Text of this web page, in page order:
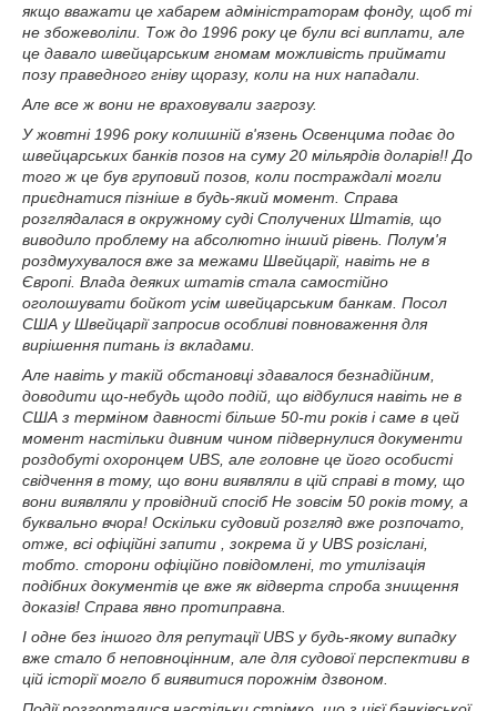
якщо вважати це хабарем адміністраторам фонду, щоб ті
не збожеволіли. Тож до 1996 року це були всі виплати, але
це давало швейцарським гномам можливість приймати
позу праведного гніву щоразу, коли на них нападали.
Але все ж вони не враховували загрозу.
У жовтні 1996 року колишній в'язень Освенцима подає до
швейцарських банків позов на суму 20 мільярдів доларів!! До
того ж це був груповий позов, коли постраждалі могли
приєднатися пізніше в будь-який момент. Справа
розглядалася в окружному суді Сполучених Штатів, що
виводило проблему на абсолютно інший рівень. Полум'я
роздмухувалося вже за межами Швейцарії, навіть не в
Європі. Влада деяких штатів стала самостійно
оголошувати бойкот усім швейцарським банкам. Посол
США у Швейцарії запросив особливі повноваження для
вирішення питань із вкладами.
Але навіть у такій обстановці здавалося безнадійним,
доводити що-небудь щодо подій, що відбулися навіть не в
США з терміном давності більше 50-ти років і саме в цей
момент настільки дивним чином підвернулися документи
роздобуті охоронцем UBS, але головне це його особисті
свідчення в тому, що вони виявляли в цій справі в тому, що
вони виявляли у провідний спосіб Не зовсім 50 років тому, а
буквально вчора! Оскільки судовий розгляд вже розпочато,
отже, всі офіційні запити , зокрема й у UBS розіслані,
тобто. сторони офіційно повідомлені, то утилізація
подібних документів це вже як відверта спроба знищення
доказів! Справа явно протиправна.
І одне без іншого для репутації UBS у будь-якому випадку
вже стало б неповноцінним, але для судової перспективи в
цій історії могло б виявитися порожнім дзвоном.